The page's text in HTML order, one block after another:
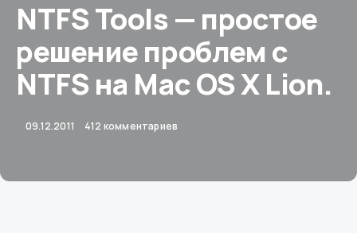
NTFS Tools — простое
решение проблем с
NTFS на Mac OS X Lion.
09.12.2011 412 комментариев